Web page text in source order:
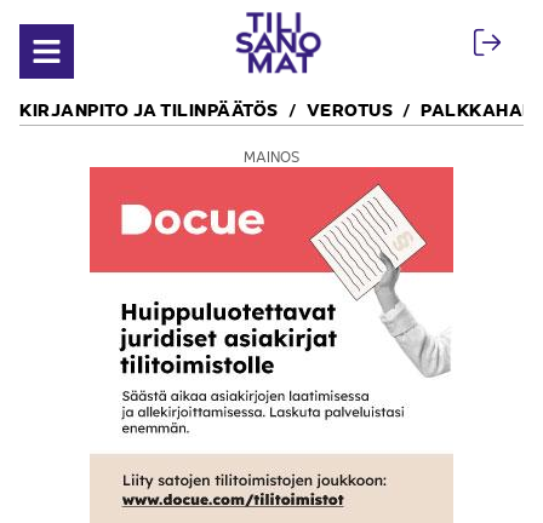
Avaa valikko
KIRJANPITO JA TILINPÄÄTÖS VEROTUS
MAINOS